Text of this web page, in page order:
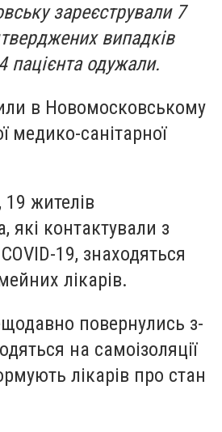
зареєстрували 7
випадків
пацієнта одужали.
в Новомосковському
медико-санітарної
жителів
які контактували з
19, знаходяться
лікарів.
повернулись з-
на самоізоляції
лікарів про стан